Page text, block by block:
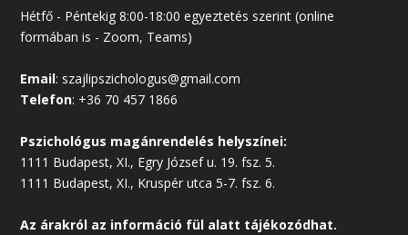
Hétfő - Péntekig 8:00-18:00 egyeztetés szerint (online
formában is - Zoom, Teams)
Email: szajlipszichologus@gmail.com
Telefon: +36 70 457 1866
Pszichológus magánrendelés helyszínei:
1111 Budapest, XI., Egry József u. 19. fsz. 5.
1111 Budapest, XI., Kruspér utca 5-7. fsz. 6.
Az árakról az információ fül alatt tájékozódhat.